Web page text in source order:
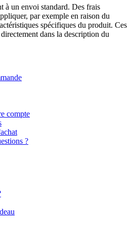
à un envoi standard. Des frais
par exemple en raison du
spécifiques du produit. Ces
dans la description du
compte
?